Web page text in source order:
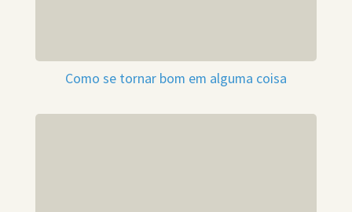
Como se tornar bom em alguma coisa